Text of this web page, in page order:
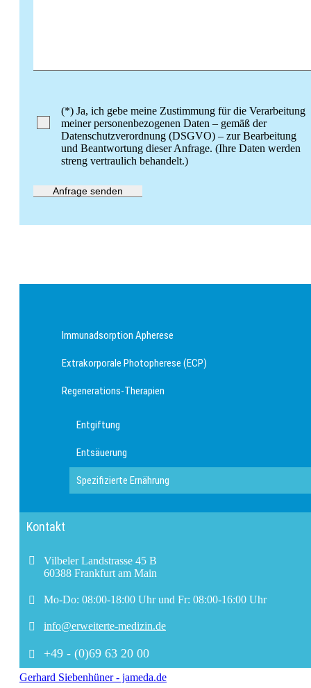
Bitte lasse dieses Feld leer.
(*) Ja, ich gebe meine Zustimmung für die Verarbeitung
meiner personenbezogenen Daten – gemäß der
Datenschutzverordnung (DSGVO) – zur Bearbeitung
und Beantwortung dieser Anfrage. (Ihre Daten werden
streng vertraulich behandelt.)
Immunadsorption Apherese
Extrakorporale Photopherese (ECP)
Regenerations-Therapien
Entgiftung
Entsäuerung
Spezifizierte Ernährung
Kontakt
Vilbeler Landstrasse 45 B
60388 Frankfurt am Main
Mo-Do: 08:00-18:00 Uhr und Fr: 08:00-16:00 Uhr
info@erweiterte-medizin.de
+49 - (0)69 63 20 00
Gerhard Siebenhüner - jameda.de